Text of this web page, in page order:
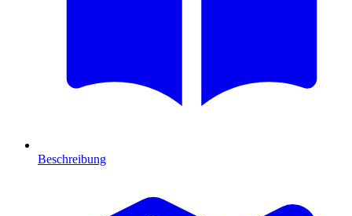
Beschreibung